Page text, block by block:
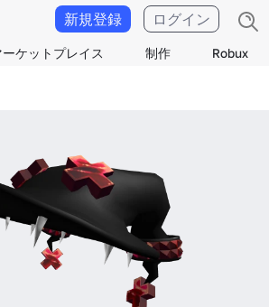
ーケットプレイス 制作 Robux
新規登録 ログイン